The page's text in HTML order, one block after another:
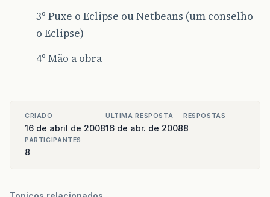
3º Puxe o Eclipse ou Netbeans (um conselho
o Eclipse)
4º Mão a obra
CRIADO
16 de abril de 2008
ULTIMA RESPOSTA
16 de abr. de 2008
RESPOSTAS
8
PARTICIPANTES
8